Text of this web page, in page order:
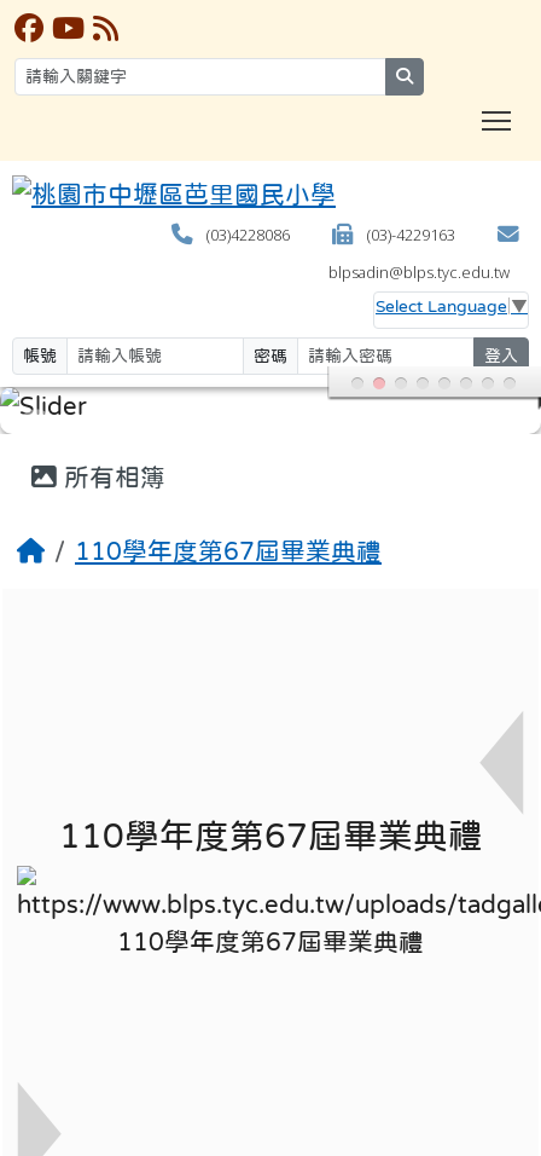
(03)4228086
(03)-4229163
blpsadin@blps.tyc.edu.tw
Select Language ▼
帳號 密碼 登入
所有相簿
110學年度第67屆畢業典禮
110學年度第67屆畢業典禮